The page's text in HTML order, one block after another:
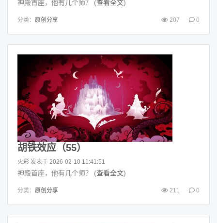
神殿首座，他有几个师？ (查看全文)
分类： 原创分享 207 0
胡铁效应（55）
火彩 发表于 2026-02-10 11:41:51
神殿首座，他有几个师？ (查看全文)
分类： 原创分享 211 0